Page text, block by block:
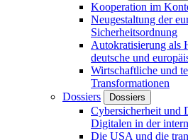
Kooperation im
Neugestaltung der
Sicherheitsordnung
Autokratisierung als
deutsche und
Wirtschaftliche und
Transformationen
Dossiers
Dossiers
Cybersicherheit und
Digitalen in der
Die USA und die